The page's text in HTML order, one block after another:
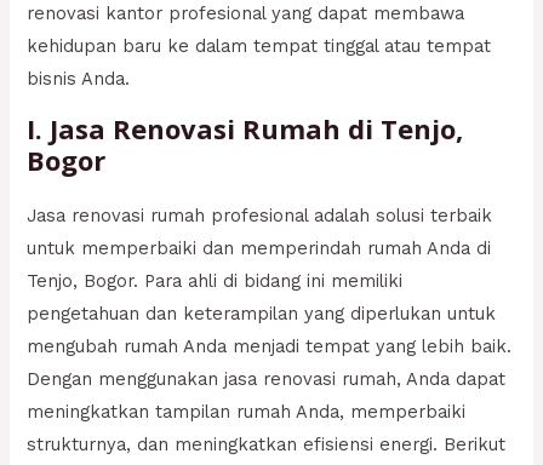
renovasi kantor profesional yang dapat membawa
kehidupan baru ke dalam tempat tinggal atau tempat
bisnis Anda.
I. Jasa Renovasi Rumah di Tenjo,
Bogor
Jasa renovasi rumah profesional adalah solusi terbaik
untuk memperbaiki dan memperindah rumah Anda di
Tenjo, Bogor. Para ahli di bidang ini memiliki
pengetahuan dan keterampilan yang diperlukan untuk
mengubah rumah Anda menjadi tempat yang lebih baik.
Dengan menggunakan jasa renovasi rumah, Anda dapat
meningkatkan tampilan rumah Anda, memperbaiki
strukturnya, dan meningkatkan efisiensi energi. Berikut